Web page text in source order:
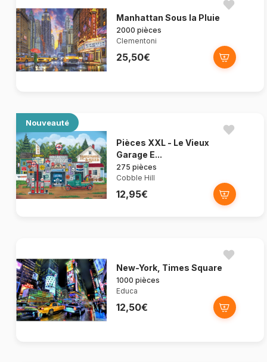
Manhattan Sous la Pluie
2000 pièces
Clementoni
25,50€
Nouveauté
Pièces XXL - Le Vieux
Garage E...
275 pièces
Cobble Hill
12,95€
New-York, Times Square
1000 pièces
Educa
12,50€